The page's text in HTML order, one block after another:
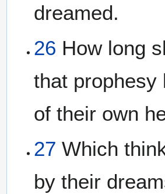
dreamed.
26 How long
that prophesy
of their own
27 Which
by their